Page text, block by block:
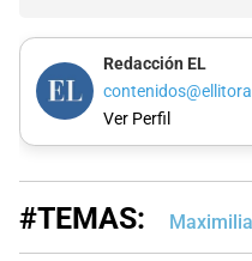
Redacción EL
Ver Perfil
#TEMAS: